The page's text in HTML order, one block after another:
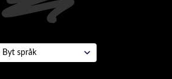
Byt språk